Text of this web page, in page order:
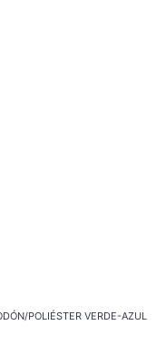
POLIÉSTER VERDE-AZUL